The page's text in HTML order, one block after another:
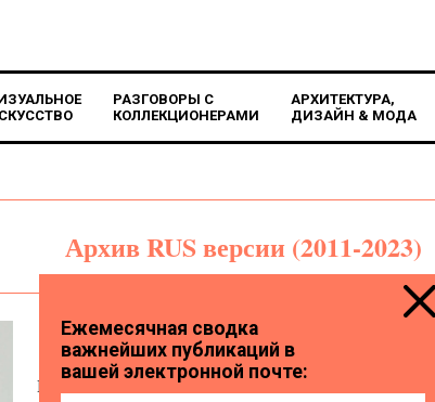
РАЗГОВОРЫ С
КОЛЛЕКЦИОНЕРАМИ
АРХИТЕКТУРА,
ДИЗАЙН & МОДА
Архив RUS версии (2011-2023)
Элина Норден
Историк искусства и куратор